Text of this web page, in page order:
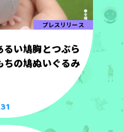
プレスリリース
るい鳩胸とつぶら
ちの鳩ぬいぐるみ